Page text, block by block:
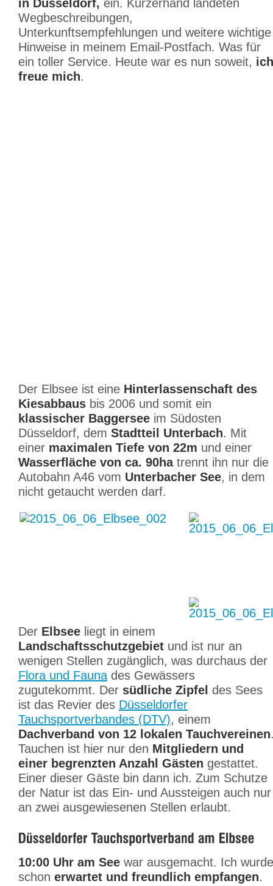
in Düsseldorf, ein. Kurzerhand landeten
Wegbeschreibungen,
Unterkunftsempfehlungen und weitere wichtige
Hinweise in meinem Email-Postfach. Was für
ein toller Service. Heute war es nun soweit, ich
freue mich.
Der Elbsee ist eine Hinterlassenschaft des
Kiesabbaus bis 2006 und somit ein
klassischer Baggersee im Südosten
Düsseldorf, dem Stadtteil Unterbach. Mit
einer maximalen Tiefe von 22m und einer
Wasserfläche von ca. 90hatrennt ihn nur die
Autobahn A46 vom Unterbacher See, in dem
nicht getaucht werden darf.
Der Elbsee liegt in einem
Landschaftsschutzgebiet und ist nur an
wenigen Stellen zugänglich, was durchaus der
Flora und Fauna des Gewässers
zugutekommt. Der südliche Zipfel des Sees
ist das Revier des Düsseldorfer
Tauchsportverbandes (DTV), einem
Dachverband von 12 lokalen Tauchvereinen
Tauchen ist hier nur den Mitgliedern und
einer begrenzten Anzahl Gästen gestattet.
Einer dieser Gäste bin dann ich. Zum Schutze
der Natur ist das Ein- und Aussteigen auch nur
an zwei ausgewiesenen Stellen erlaubt.
10:00 Uhr am See war ausgemacht. Ich wurde
schon erwartet und freundlich empfangen.